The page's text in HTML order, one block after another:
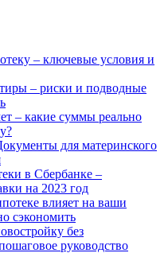
– ключевые условия и
– риски и подводные
– какие суммы реально
для материнского
в Сбербанке –
на 2023 год
влияет на ваши
сэкономить
без
руководство